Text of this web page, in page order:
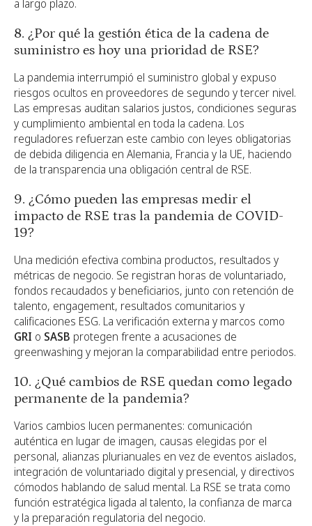
a largo plazo.
8. ¿Por qué la gestión ética de la cadena de
suministro es hoy una prioridad de RSE?
La pandemia interrumpió el suministro global y expuso
riesgos ocultos en proveedores de segundo y tercer nivel.
Las empresas auditan salarios justos, condiciones seguras
y cumplimiento ambiental en toda la cadena. Los
reguladores refuerzan este cambio con leyes obligatorias
de debida diligencia en Alemania, Francia y la UE, haciendo
de la transparencia una obligación central de RSE.
9. ¿Cómo pueden las empresas medir el
impacto de RSE tras la pandemia de COVID-
19?
Una medición efectiva combina productos, resultados y
métricas de negocio. Se registran horas de voluntariado,
fondos recaudados y beneficiarios, junto con retención de
talento, engagement, resultados comunitarios y
calificaciones ESG. La verificación externa y marcos como
GRI o SASB protegen frente a acusaciones de
greenwashing y mejoran la comparabilidad entre periodos.
10. ¿Qué cambios de RSE quedan como legado
permanente de la pandemia?
Varios cambios lucen permanentes: comunicación
auténtica en lugar de imagen, causas elegidas por el
personal, alianzas plurianuales en vez de eventos aislados,
integración de voluntariado digital y presencial, y directivos
cómodos hablando de salud mental. La RSE se trata como
función estratégica ligada al talento, la confianza de marca
y la preparación regulatoria del negocio.